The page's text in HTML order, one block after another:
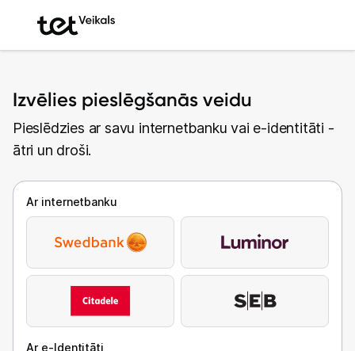
Izvēlies pieslēgšanās veidu
Pieslēdzies ar savu internetbanku vai e-identitāti -
ātri un droši.
Ar internetbanku
Ar e-Identitāti